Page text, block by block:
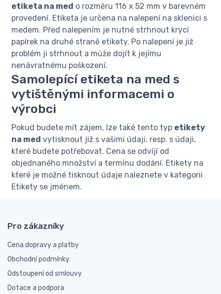
etiketa na med o rozměru 116 x 52 mm v barevném
provedení. Etiketa je určena na nalepení na sklenici s
medem. Před nalepením je nutné strhnout krycí
papírek na druhé straně etikety. Po nalepení je již
problém ji strhnout a může dojít k jejímu
nenávratnému poškození.
Samolepící etiketa na med s
vytištěnými informacemi o
výrobci
Pokud budete mít zájem, lze také tento typ etikety
na med vytisknout již s vašimi údaji, resp. s údaji,
které budete potřebovat. Cena se odvíjí od
objednaného množství a termínu dodání. Etikety na
které je možné tisknout údaje naleznete v kategorii
Etikety se jménem.
Pro zákazníky
Cena dopravy a platby
Obchodní podmínky
Odstoupení od smlouvy
Dotace a podpora